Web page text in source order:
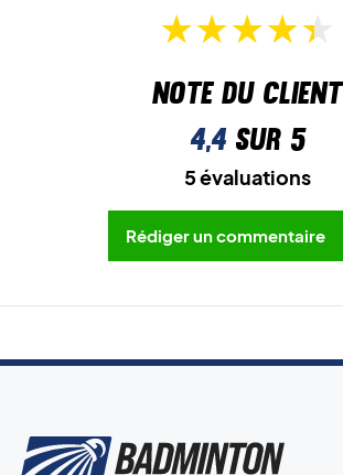
Note du client
4,4sur 5
5 évaluations
Rédiger un commentaire